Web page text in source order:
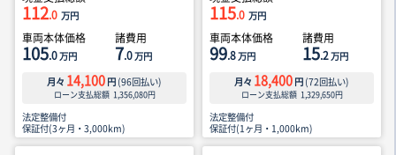
112.0 万円
車両本体価格
105.0万円
諸費用
7.0万円
月々 14,100 円 (96回払い)
ローン支払総額 1,356,080円
法定整備付
保証付(3ヶ月・3,000km)
115.0 万円
車両本体価格
99.8万円
諸費用
15.2万円
月々 18,400 円 (72回払い)
ローン支払総額 1,329,650円
法定整備付
保証付(1ヶ月・1,000km)